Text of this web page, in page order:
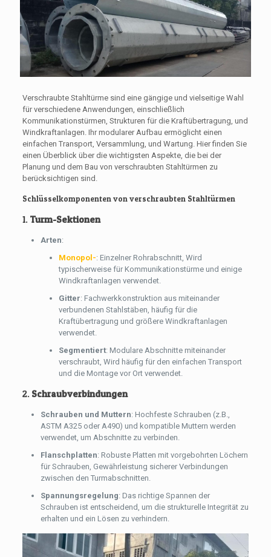
Verschraubte Stahltürme sind eine gängige und vielseitige Wahl
für verschiedene Anwendungen, einschließlich
Kommunikationstürmen, Strukturen für die Kraftübertragung, und
Windkraftanlagen. Ihr modularer Aufbau ermöglicht einen
einfachen Transport, Versammlung, und Wartung. Hier finden Sie
einen Überblick über die wichtigsten Aspekte, die bei der
Planung und dem Bau von verschraubten Stahltürmen zu
berücksichtigen sind.
Schlüsselkomponenten von verschraubten Stahltürmen
1. Turm-Sektionen
Arten:
Monopol-: Einzelner Rohrabschnitt, Wird
typischerweise für Kommunikationstürme und einige
Windkraftanlagen verwendet.
Gitter: Fachwerkkonstruktion aus miteinander
verbundenen Stahlstäben, häufig für die
Kraftübertragung und größere Windkraftanlagen
verwendet.
Segmentiert: Modulare Abschnitte miteinander
verschraubt, Wird häufig für den einfachen Transport
und die Montage vor Ort verwendet.
2. Schraubverbindungen
Schrauben und Muttern: Hochfeste Schrauben (z.B.,
ASTM A325 oder A490) und kompatible Muttern werden
verwendet, um Abschnitte zu verbinden.
Flanschplatten: Robuste Platten mit vorgebohrten Löchern
für Schrauben, Gewährleistung sicherer Verbindungen
zwischen den Turmabschnitten.
Spannungsregelung: Das richtige Spannen der
Schrauben ist entscheidend, um die strukturelle Integrität zu
erhalten und ein Lösen zu verhindern.